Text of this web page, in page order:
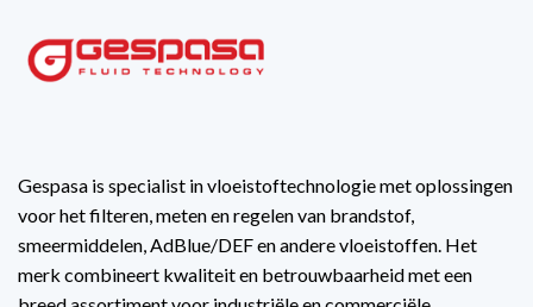
Gespasa is specialist in vloeistoftechnologie met oplossingen
voor het filteren, meten en regelen van brandstof,
smeermiddelen, AdBlue/DEF en andere vloeistoffen. Het
merk combineert kwaliteit en betrouwbaarheid met een